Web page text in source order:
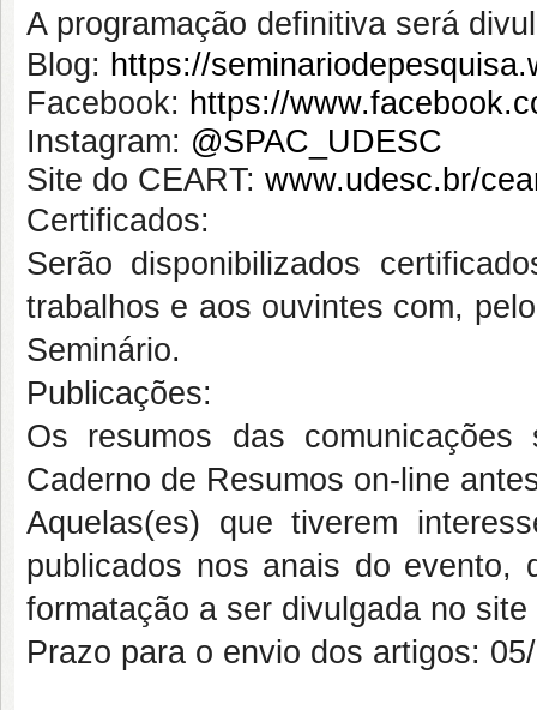
A programação definitiva será
Blog: https://
Facebook: https://
Instagram: @SPAC_UDESC
Site do CEART: www.udesc.br/
Certificados:
Serão disponibilizados
trabalhos e aos ouvintes com,
Seminário.
Publicações:
Os resumos das comunicações
Caderno de Resumos on-line
Aquelas(es) que tiverem
publicados nos anais do evento,
formatação a ser divulgada no
Prazo para o envio dos artigos: